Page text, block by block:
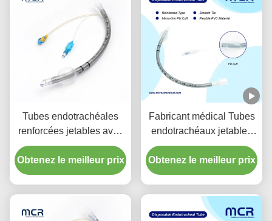
Tubes endotrachéales
renforcées jetables avec
port d'aspiration pour la
prévention de la VAP
Obtenez le meilleur prix
Fabricant médical Tubes
endotrachéaux jetables
renforcés sans DEHP
Obtenez le meilleur prix